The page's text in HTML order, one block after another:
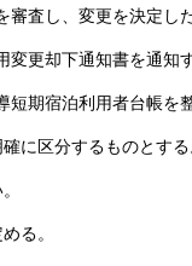
査し、変更を決定
更却下通知書を通知
期宿泊利用者台帳を
に区分するものとする
る。